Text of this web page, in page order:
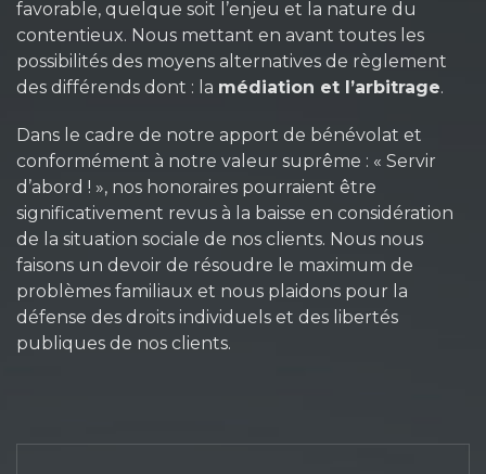
favorable, quelque soit l’enjeu et la nature du
contentieux. Nous mettant en avant toutes les
possibilités des moyens alternatives de règlement
des différends dont : la médiation et l’arbitrage.
Dans le cadre de notre apport de bénévolat et
conformément à notre valeur suprême : « Servir
d’abord ! », nos honoraires pourraient être
significativement revus à la baisse en considération
de la situation sociale de nos clients. Nous nous
faisons un devoir de résoudre le maximum de
problèmes familiaux et nous plaidons pour la
défense des droits individuels et des libertés
publiques de nos clients.